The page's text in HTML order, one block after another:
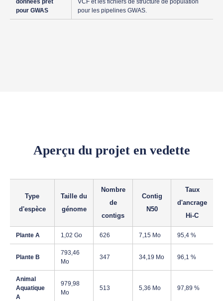
données prêt
pour GWAS
VCF et les fichiers de structure de population
pour les pipelines GWAS.
Aperçu du projet en vedette
Type
d'espèce
Taille du
génome
Nombre
de
contigs
Contig
N50
Taux
d'ancrage
Hi-C
Plante A 1,02 Go 626 7,15 Mo 95,4 %
Plante B
793,46
Mo
347 34,19 Mo 96,1 %
Animal
Aquatique
A
979,98
Mo
513 5,36 Mo 97,89 %